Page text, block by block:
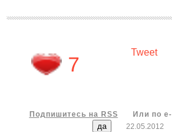
7
Tweet
Подпишитесь на RSS
Или по
22.05.2012